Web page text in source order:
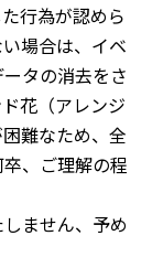
行為が認めら
場合は、イベ
タの消去をさ
花（アレンジ
難なため、全
、ご理解の程
ません、予め